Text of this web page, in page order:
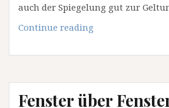
auch der Spiegelung gut zur
Continue reading
im
Fenster über